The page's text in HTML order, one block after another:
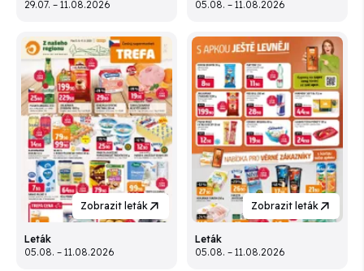
29.07. – 11.08.2026
05.08. – 11.08.2026
Zobrazit leták
Leták
05.08. – 11.08.2026
Zobrazit leták
Leták
05.08. – 11.08.2026